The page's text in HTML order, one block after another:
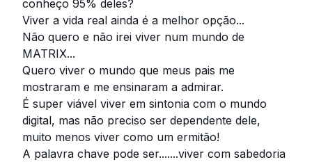
conheço 95% deles?
Viver a vida real ainda é a melhor opção...
Não quero e não irei viver num mundo de
MATRIX...
Quero viver o mundo que meus pais me
mostraram e me ensinaram a admirar.
É super viável viver em sintonia com o mundo
digital, mas não preciso ser dependente dele,
muito menos viver como um ermitão!
A palavra chave pode ser.......viver com sabedoria